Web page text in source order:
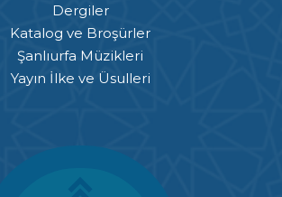
Dergiler
Katalog ve Broşürler
Şanlıurfa Müzikleri
Yayın İlke ve Üsulleri